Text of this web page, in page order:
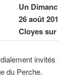
Un
26 août
Cloyes
du Perche.